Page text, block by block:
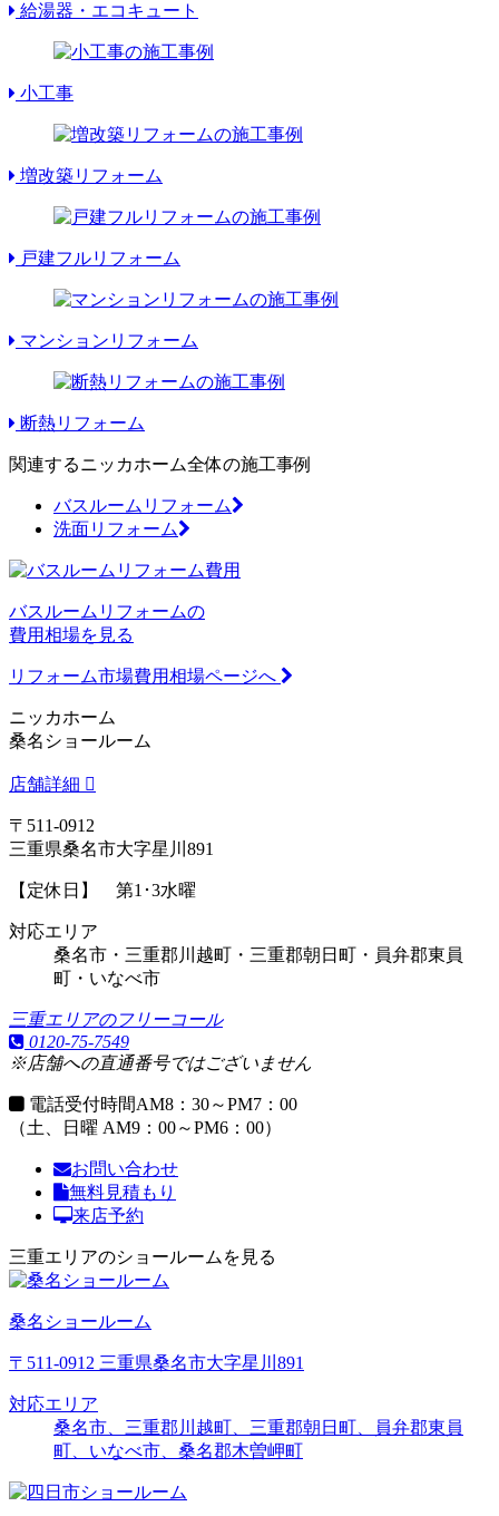
給湯器・エコキュート
小工事
増改築リフォーム
戸建フルリフォーム
マンションリフォーム
断熱リフォーム
関連するニッカホーム全体の施工事例
バスルームリフォーム
洗面リフォーム
バスルームリフォームの
費用相場を見る
リフォーム市場費用相場ページへ
ニッカホーム
桑名ショールーム
店舗詳細
〒511-0912
三重県桑名市大字星川891
【定休日】 第1･3水曜
対応エリア
桑名市・三重郡川越町・三重郡朝日町・員弁郡東員
町・いなべ市
三重エリアのフリーコール
0120-75-7549
※店舗への直通番号ではございません
電話受付時間AM8：30～PM7：00
（土、日曜 AM9：00～PM6：00）
お問い合わせ
無料見積もり
来店予約
三重エリアのショールームを見る
桑名ショールーム
〒511-0912 三重県桑名市大字星川891
対応エリア
桑名市、三重郡川越町、三重郡朝日町、員弁郡東員
町、いなべ市、桑名郡木曽岬町